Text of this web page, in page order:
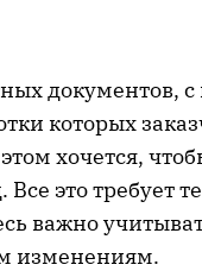
документов, с
которых
хочется,
это требует
важно
изменениям.